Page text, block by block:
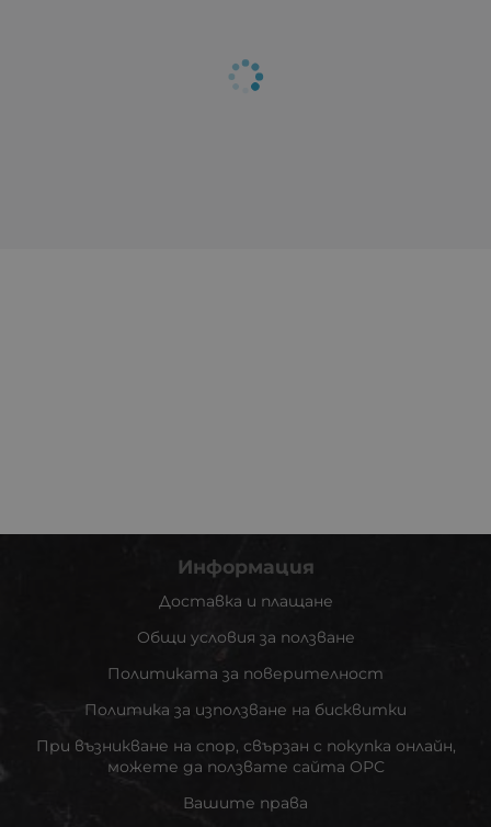
Информация
Доставка и плащане
Общи условия за ползване
Политиката за поверителност
Политика за използване на бисквитки
При възникване на спор, свързан с покупка онлайн,
можете да ползвате сайта ОРС
Вашите права